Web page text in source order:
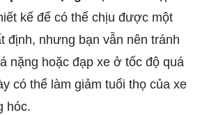
kế để có thể chịu được một
định, nhưng bạn vẫn nên tránh
nặng hoặc đạp xe ở tốc độ quá
có thể làm giảm tuổi thọ của xe
hóc.